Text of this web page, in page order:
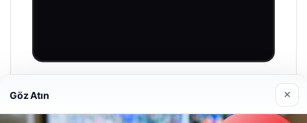
Prenses Night Club
Göz Atın ×